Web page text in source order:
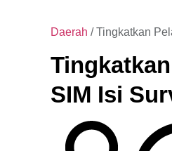
Daerah /Tingkatkan
SIM Isi